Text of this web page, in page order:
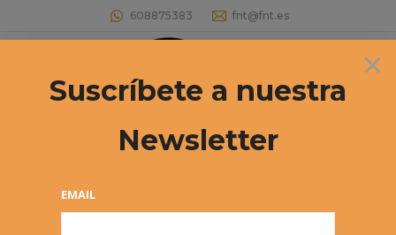
608875383 fnt@fnt.es
Buscar:
Circuito Absoluto de Tenis – Iñaki
×
Suscríbete a nuestra
Newsletter
EMAIL